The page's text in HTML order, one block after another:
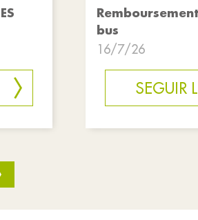
bus
16/7/26
SEGUIR